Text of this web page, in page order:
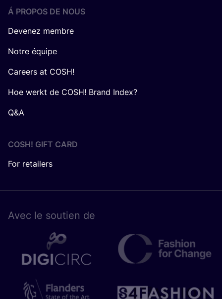
Á PROPOS DE NOUS
Devenez membre
Notre équipe
Careers at COSH!
Hoe werkt de COSH! Brand Index?
Q&A
COSH! GIFT CARD
For retailers
Avec le sou­tien de